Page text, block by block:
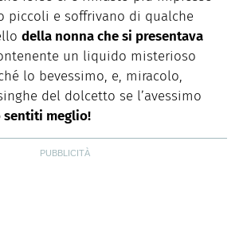
piccoli e soffrivano di qualche
della nonna che si presentava
un liquido misterioso
lo bevessimo, e, miracolo,
del dolcetto se l’avessimo
sentiti meglio!